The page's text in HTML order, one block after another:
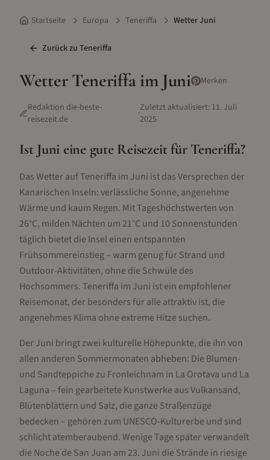
Startseite Europa Teneriffa Wetter Juni
Zurück zu Teneriffa
WetterTeneriffaimJuni Merken
Redaktion die-beste-
reisezeit.de
·Zuletzt aktualisiert: 11. Juli
2025
Ist Juni eine gute Reisezeit für Teneriffa?
Das Wetter auf Teneriffa im Juni ist das Versprechen der
Kanarischen Inseln: verlässliche Sonne, angenehme
Wärme und kaum Regen. Mit Tageshöchstwerten von
26°C, milden Nächten um 21°C und 10 Sonnenstunden
täglich bietet die Insel einen entspannten
Frühsommereinstieg – warm genug für Strand und
Outdoor-Aktivitäten, ohne die Schwüle des
Hochsommers. Teneriffa im Juni ist ein empfohlener
Reisemonat, der besonders für alle attraktiv ist, die
angenehmes Klima ohne extreme Hitze suchen.
Der Juni bringt zwei kulturelle Höhepunkte, die ihn von
allen anderen Sommermonaten abheben: Die Blumen-
und Sandteppiche zu Fronleichnam in La Orotava und La
Laguna – fein gearbeitete Kunstwerke aus Vulkansand,
Blütenblättern und Salz, die ganze Straßenzüge
bedecken – gehören zum UNESCO-Kulturerbe und sind
schlicht atemberaubend. Wenige Tage später verwandelt
die Noche de San Juan am 23. Juni die Strände in riesige